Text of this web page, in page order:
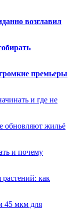
возглавил
премьеры
и где не
обновляют жильё
и почему
как
45 мкм для